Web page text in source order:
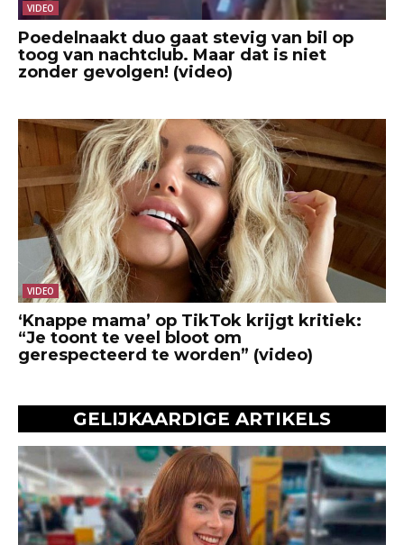
VIDEO
Poedelnaakt duo gaat stevig van bil op
toog van nachtclub. Maar dat is niet
zonder gevolgen! (video)
VIDEO
‘Knappe mama’ op TikTok krijgt kritiek:
“Je toont te veel bloot om
gerespecteerd te worden” (video)
GELIJKAARDIGE ARTIKELS